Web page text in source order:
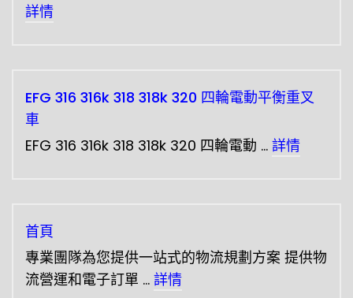
詳情
EFG 316 316k 318 318k 320 四輪電動平衡重叉
車
EFG 316 316k 318 318k 320 四輪電動 … 詳情
首頁
專業團隊為您提供一站式的物流規劃方案 提供物
流營運和電子訂單 … 詳情